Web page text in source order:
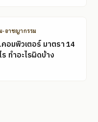
-อาชญากรรม
อมพิวเตอร์ มาตรา 14
ร ทำอะไรผิดบ้าง